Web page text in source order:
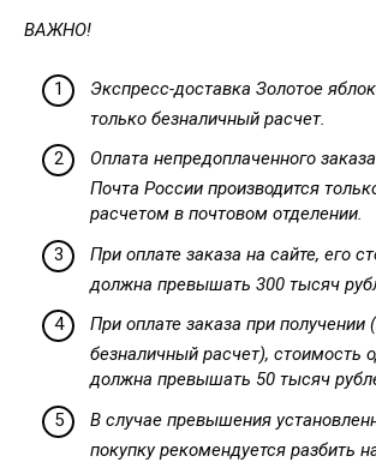
ВАЖНО!
Экспресс-доставка Золотое
только безналичный расчет.
Оплата непредоплаченного
Почта России производится
расчетом в почтовом отделении.
При оплате заказа на сайте, его
должна превышать 300 тысяч
При оплате заказа при получении
безналичный расчет), стоимость
должна превышать 50 тысяч
В случае превышения
покупку рекомендуется разбить